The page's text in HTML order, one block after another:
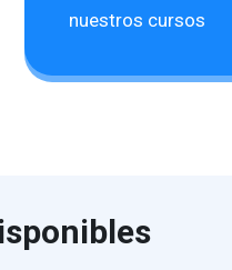
nuestros cursos